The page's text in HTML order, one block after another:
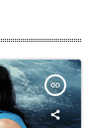
insert_link